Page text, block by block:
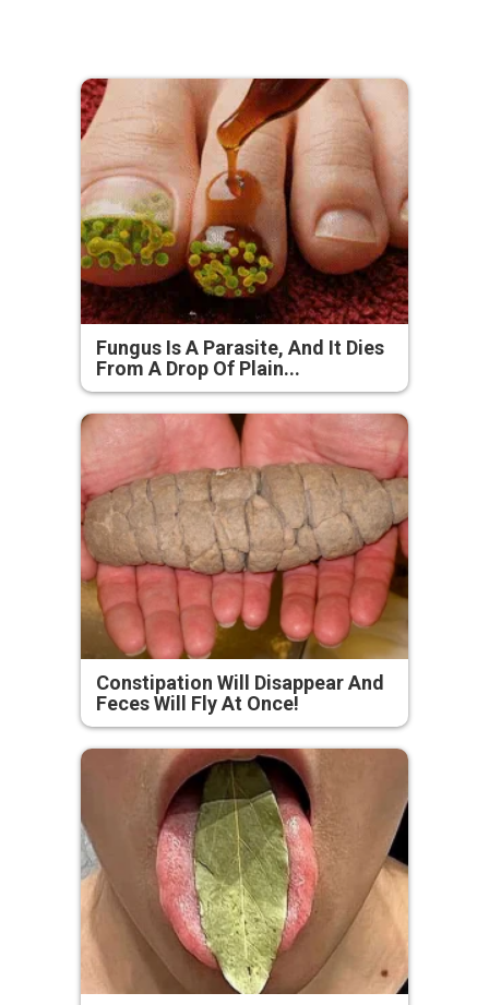
Fungus Is A Parasite, And It Dies
From A Drop Of Plain...
Constipation Will Disappear And
Feces Will Fly At Once!